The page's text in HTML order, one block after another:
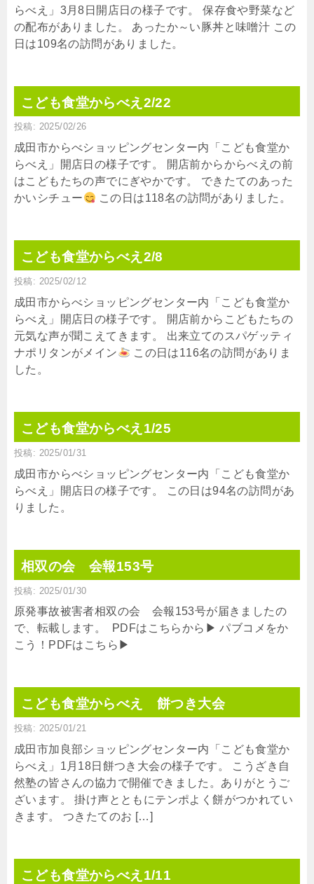
らべえ」3月8日開店日の様子です。 保存食や野菜など
の配布がありました。 あったか～い豚丼と味噌汁 この
日は109名の訪問がありました。
こども食堂からべえ2/22
投稿: 2025/02/26
成田市からべショッピングセンター内「こども食堂か
らべえ」開店日の様子です。 開店前からからべえの前
はこどもたちの声でにぎやかです。 できたてのあった
かいシチュー
この日は118名の訪問がありました。
こども食堂からべえ2/8
投稿: 2025/02/12
成田市からべショッピングセンター内「こども食堂か
らべえ」開店日の様子です。 開店前からこどもたちの
元気な声が聞こえてきます。 出来立てのスパゲッティ
ナポリタンがメイン
この日は116名の訪問がありま
した。
こども食堂からべえ1/25
投稿: 2025/01/31
成田市からべショッピングセンター内「こども食堂か
らべえ」開店日の様子です。 この日は94名の訪問があ
りました。
相双の会 会報153号
投稿: 2025/01/30
原発事故被害者相双の会 会報153号が届きましたの
で、転載します。 PDFはこちらから▶ パブコメをか
こう！PDFはこちら▶
こども食堂からべえ 餅つき大会
投稿: 2025/01/21
成田市加良部ショッピングセンター内「こども食堂か
らべえ」1月18日餅つき大会の様子です。 こうざき自
然塾の皆さんの協力で開催できました。ありがとうご
ざいます。 掛け声とともにテンポよく餅がつかれてい
きます。 つきたてのお […]
こども食堂からべえ1/11